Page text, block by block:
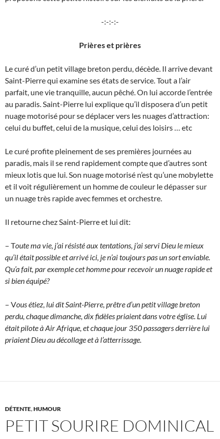
-:-:-:-
Prières et prières
Le curé d’un petit village breton perdu, décède. Il arrive devant
Saint-Pierre qui examine ses états de service. Tout a l’air
parfait, une vie tranquille, aucun pêché. On lui accorde l’entrée
au paradis. Saint-Pierre lui explique qu’il disposera d’un petit
nuage motorisé pour se déplacer vers les nuages d’attraction:
celui du buffet, celui de la musique, celui des loisirs … etc
Le curé profite pleinement de ses premières journées au
paradis, mais il se rend rapidement compte que d’autres sont
mieux lotis que lui. Son nuage motorisé n’est qu’une mobylette
et il voit régulièrement un homme de couleur le dépasser sur
un nuage très rapide avec femmes et orchestre.
Il retourne chez Saint-Pierre et lui dit:
– Toute ma vie, j’ai résisté aux tentations, j’ai servi Dieu le mieux
qu’il était possible et arrivé ici, je n’ai toujours pas un sort enviable.
Qu’a fait, par exemple cet homme pour recevoir un nuage rapide et
si bien équipé?
– Vous étiez, lui dit Saint-Pierre, prêtre d’un petit village breton
perdu, chaque dimanche, dix fidèles priaient dans votre église. Lui
était pilote à Air Afrique, et chaque jour 350 passagers derrière lui
priaient Dieu au décollage et à l’atterrissage.
DÉTENTE,HUMOUR
PETIT SOURIRE DOMINICAL